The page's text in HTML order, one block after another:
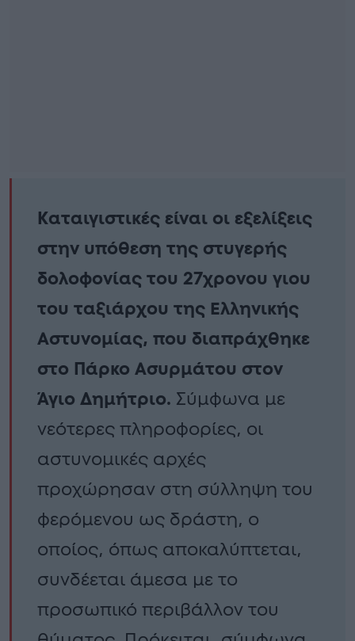
Καταιγιστικές είναι οι εξελίξεις
στην υπόθεση της στυγερής
δολοφονίας του 27χρονου γιου
του ταξιάρχου της Ελληνικής
Αστυνομίας, που διαπράχθηκε
στο Πάρκο Ασυρμάτου στον
Άγιο Δημήτριο. Σύμφωνα με
νεότερες πληροφορίες, οι
αστυνομικές αρχές
προχώρησαν στη σύλληψη του
φερόμενου ως δράστη, ο
οποίος, όπως αποκαλύπτεται,
συνδέεται άμεσα με το
προσωπικό περιβάλλον του